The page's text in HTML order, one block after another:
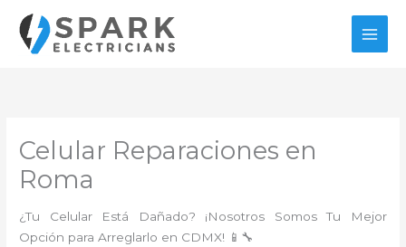
contenido
Celular Reparaciones en
Roma
¿Tu Celular Está Dañado? ¡Nosotros Somos Tu Mejor
Opción para Arreglarlo en CDMX! 📱🔧